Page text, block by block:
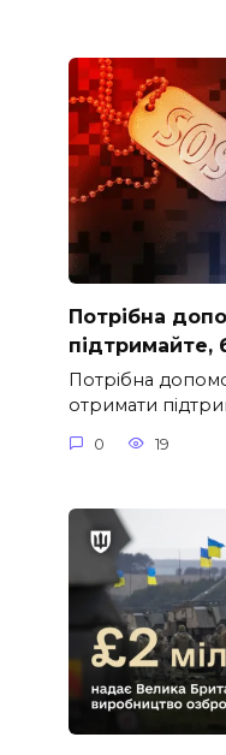
Потрібна
підтримайте,
Потрібна
отримати
0 19